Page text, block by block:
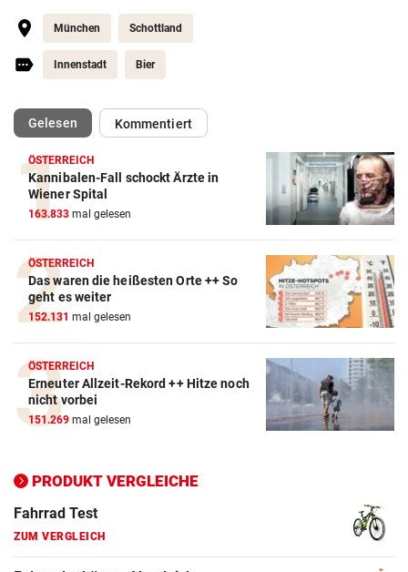
München Schottland
Innenstadt Bier
Gelesen(ausgewählt)Kommentiert
ÖSTERREICH
Kannibalen-Fall schockt Ärzte in
Wiener Spital
163.833 mal gelesen
ÖSTERREICH
Das waren die heißesten Orte ++ So
geht es weiter
152.131 mal gelesen
ÖSTERREICH
Erneuter Allzeit-Rekord ++ Hitze noch
nicht vorbei
151.269 mal gelesen
PRODUKT VERGLEICHE
Action-Cam Vergleich
ZUM VERGLEICH
Crosstrainer Vergleich
ZUM VERGLEICH
E-Bike Vergleich
ZUM VERGLEICH
Elektro-Scooter Vergleich
ZUM VERGLEICH
ZUM VERGLEICH
Fahrrad Test
ZUM VERGLEICH